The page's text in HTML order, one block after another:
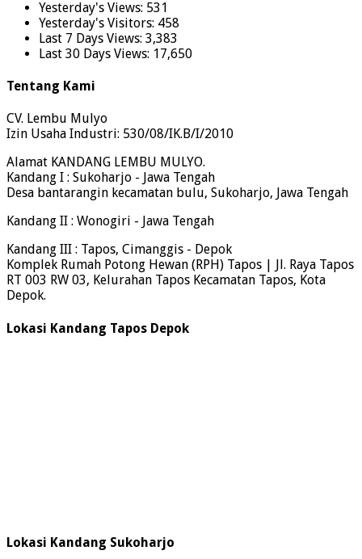
Yesterday's Views: 531
Yesterday's Visitors: 458
Last 7 Days Views: 3,383
Last 30 Days Views: 17,650
Tentang Kami
CV. Lembu Mulyo
Izin Usaha Industri: 530/08/IK.B/I/2010
Alamat KANDANG LEMBU MULYO.
Kandang I : Sukoharjo - Jawa Tengah
Desa bantarangin kecamatan bulu, Sukoharjo, Jawa Tengah
Kandang II : Wonogiri - Jawa Tengah
Kandang III : Tapos, Cimanggis - Depok
Komplek Rumah Potong Hewan (RPH) Tapos | Jl. Raya Tapos
RT 003 RW 03, Kelurahan Tapos Kecamatan Tapos, Kota
Depok.
Lokasi Kandang Tapos Depok
Lokasi Kandang Sukoharjo